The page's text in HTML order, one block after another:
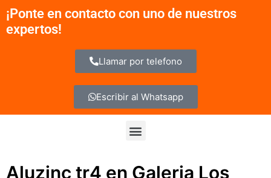
contenido
¡Ponte en contacto con uno de nuestros
expertos!
Llamar por telefono
Escribir al Whatsapp
Menu
Aluzinc tr4 en Galeria Los